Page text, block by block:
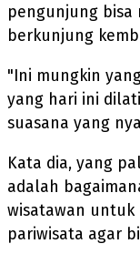
pengunjung bisa
berkunjung
"Ini mungkin
yang hari ini
suasana yang
Kata dia, yang
adalah
wisatawan untuk
pariwisata agar